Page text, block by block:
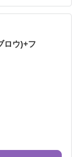
ロウ)+フ